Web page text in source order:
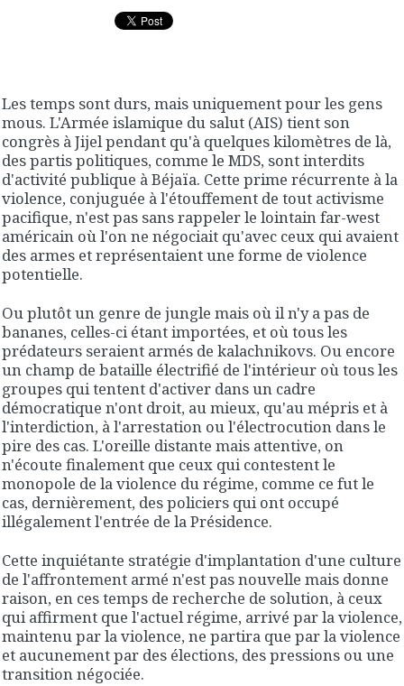
Les temps sont durs, mais uniquement pour les gens
mous. L'Armée islamique du salut (AIS) tient son
congrès à Jijel pendant qu'à quelques kilomètres de là,
des partis politiques, comme le MDS, sont interdits
d'activité publique à Béjaïa. Cette prime récurrente à la
violence, conjuguée à l'étouffement de tout activisme
pacifique, n'est pas sans rappeler le lointain far-west
américain où l'on ne négociait qu'avec ceux qui avaient
des armes et représentaient une forme de violence
potentielle.
Ou plutôt un genre de jungle mais où il n'y a pas de
bananes, celles-ci étant importées, et où tous les
prédateurs seraient armés de kalachnikovs. Ou encore
un champ de bataille électrifié de l'intérieur où tous les
groupes qui tentent d'activer dans un cadre
démocratique n'ont droit, au mieux, qu'au mépris et à
l'interdiction, à l'arrestation ou l'électrocution dans le
pire des cas. L'oreille distante mais attentive, on
n'écoute finalement que ceux qui contestent le
monopole de la violence du régime, comme ce fut le
cas, dernièrement, des policiers qui ont occupé
illégalement l'entrée de la Présidence.
Cette inquiétante stratégie d'implantation d'une culture
de l'affrontement armé n'est pas nouvelle mais donne
raison, en ces temps de recherche de solution, à ceux
qui affirment que l'actuel régime, arrivé par la violence,
maintenu par la violence, ne partira que par la violence
et aucunement par des élections, des pressions ou une
transition négociée.